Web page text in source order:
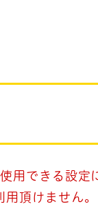
用できる設
頂けません。